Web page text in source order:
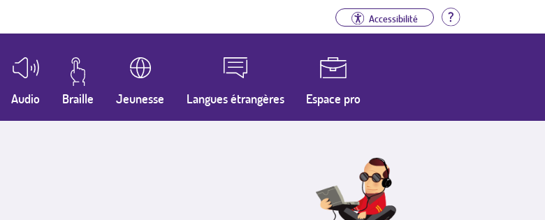
Accessibilité Aide
Audio Braille Jeunesse Langues étrangères Espace pro